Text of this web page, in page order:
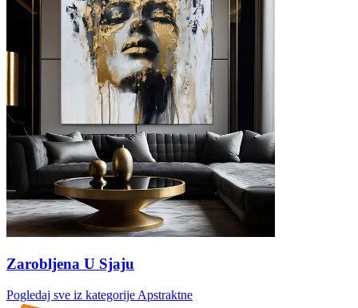
Zarobljena U Sjaju
Pogledaj sve iz kategorije Apstraktne